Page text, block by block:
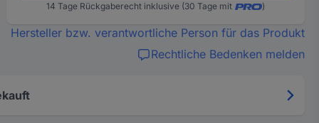
14 Tage Rückgaberecht inklusive (30 Tage mit )
Hersteller bzw. verantwortliche Person für das Produkt
Rechtliche Bedenken melden